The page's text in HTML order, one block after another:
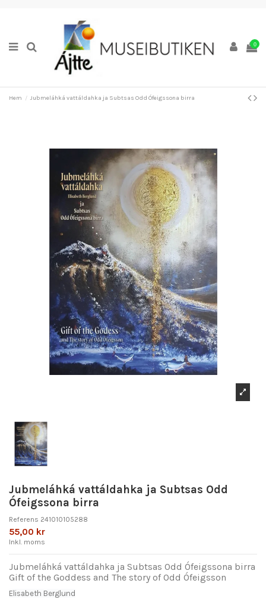
0
Hem Jubmeláhká vattáldahka ja Subtsas Odd Ófeigssona birra
Jubmeláhká vattáldahka ja Subtsas Odd
Ófeigssona birra
Referens 241010105288
55,00 kr
Inkl. moms
Jubmeláhká vattáldahka ja Subtsas Odd Ófeigssona birra
Gift of the Goddess and The story of Odd Ófeigsson
Elisabeth Berglund